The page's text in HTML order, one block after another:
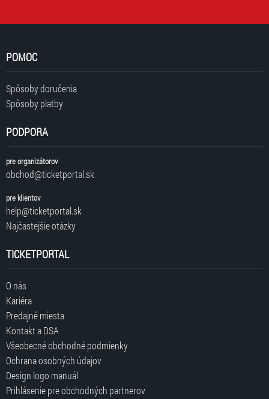
POMOC
Spôsoby doručenia
Spôsoby platby
PODPORA
pre organizátorov
obchod@ticketportal.sk
pre klientov
help@ticketportal.sk
Najčastejšie otázky
TICKETPORTAL
O nás
Kariéra
Predajné miesta
Kontakt a DSA
Všeobecné obchodné podmienky
Ochrana osobných údajov
Design logo manuál
Prihlásenie pre obchodných partnerov